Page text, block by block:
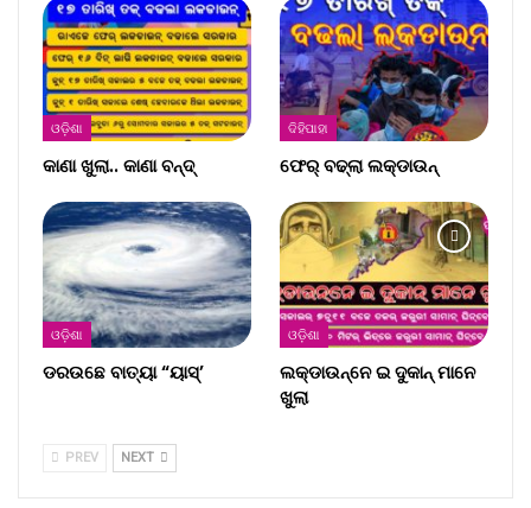
ଓଡ଼ିଶା
କାଣା ଖୁଲା.. କାଣା ବନ୍ଦ୍‌
ଦିହିପାହା
ଫେର୍ ବଢ୍‌ଲା ଲକ୍‌ଡାଉନ୍‌
ଓଡ଼ିଶା
ଡରଉଛେ ବାତ୍ୟା “ୟାସ୍‌’
ଓଡ଼ିଶା
ଲକ୍‌ଡାଉନ୍‌ନେ ଇ ଦୁକାନ୍ ମାନେ
ଖୁଲା
PREV NEXT